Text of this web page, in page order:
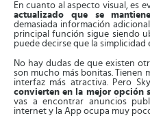
En cuanto al aspecto visual, es
actualizado que se
demasiada información
principal función sigue siendo
puede decirse que la simplicidad
No hay dudas de que existen
son mucho más bonitas. Tienen
interfaz más atractiva. Pero
convierten en la mejor opción
vas a encontrar anuncios
internet y la App ocupa muy